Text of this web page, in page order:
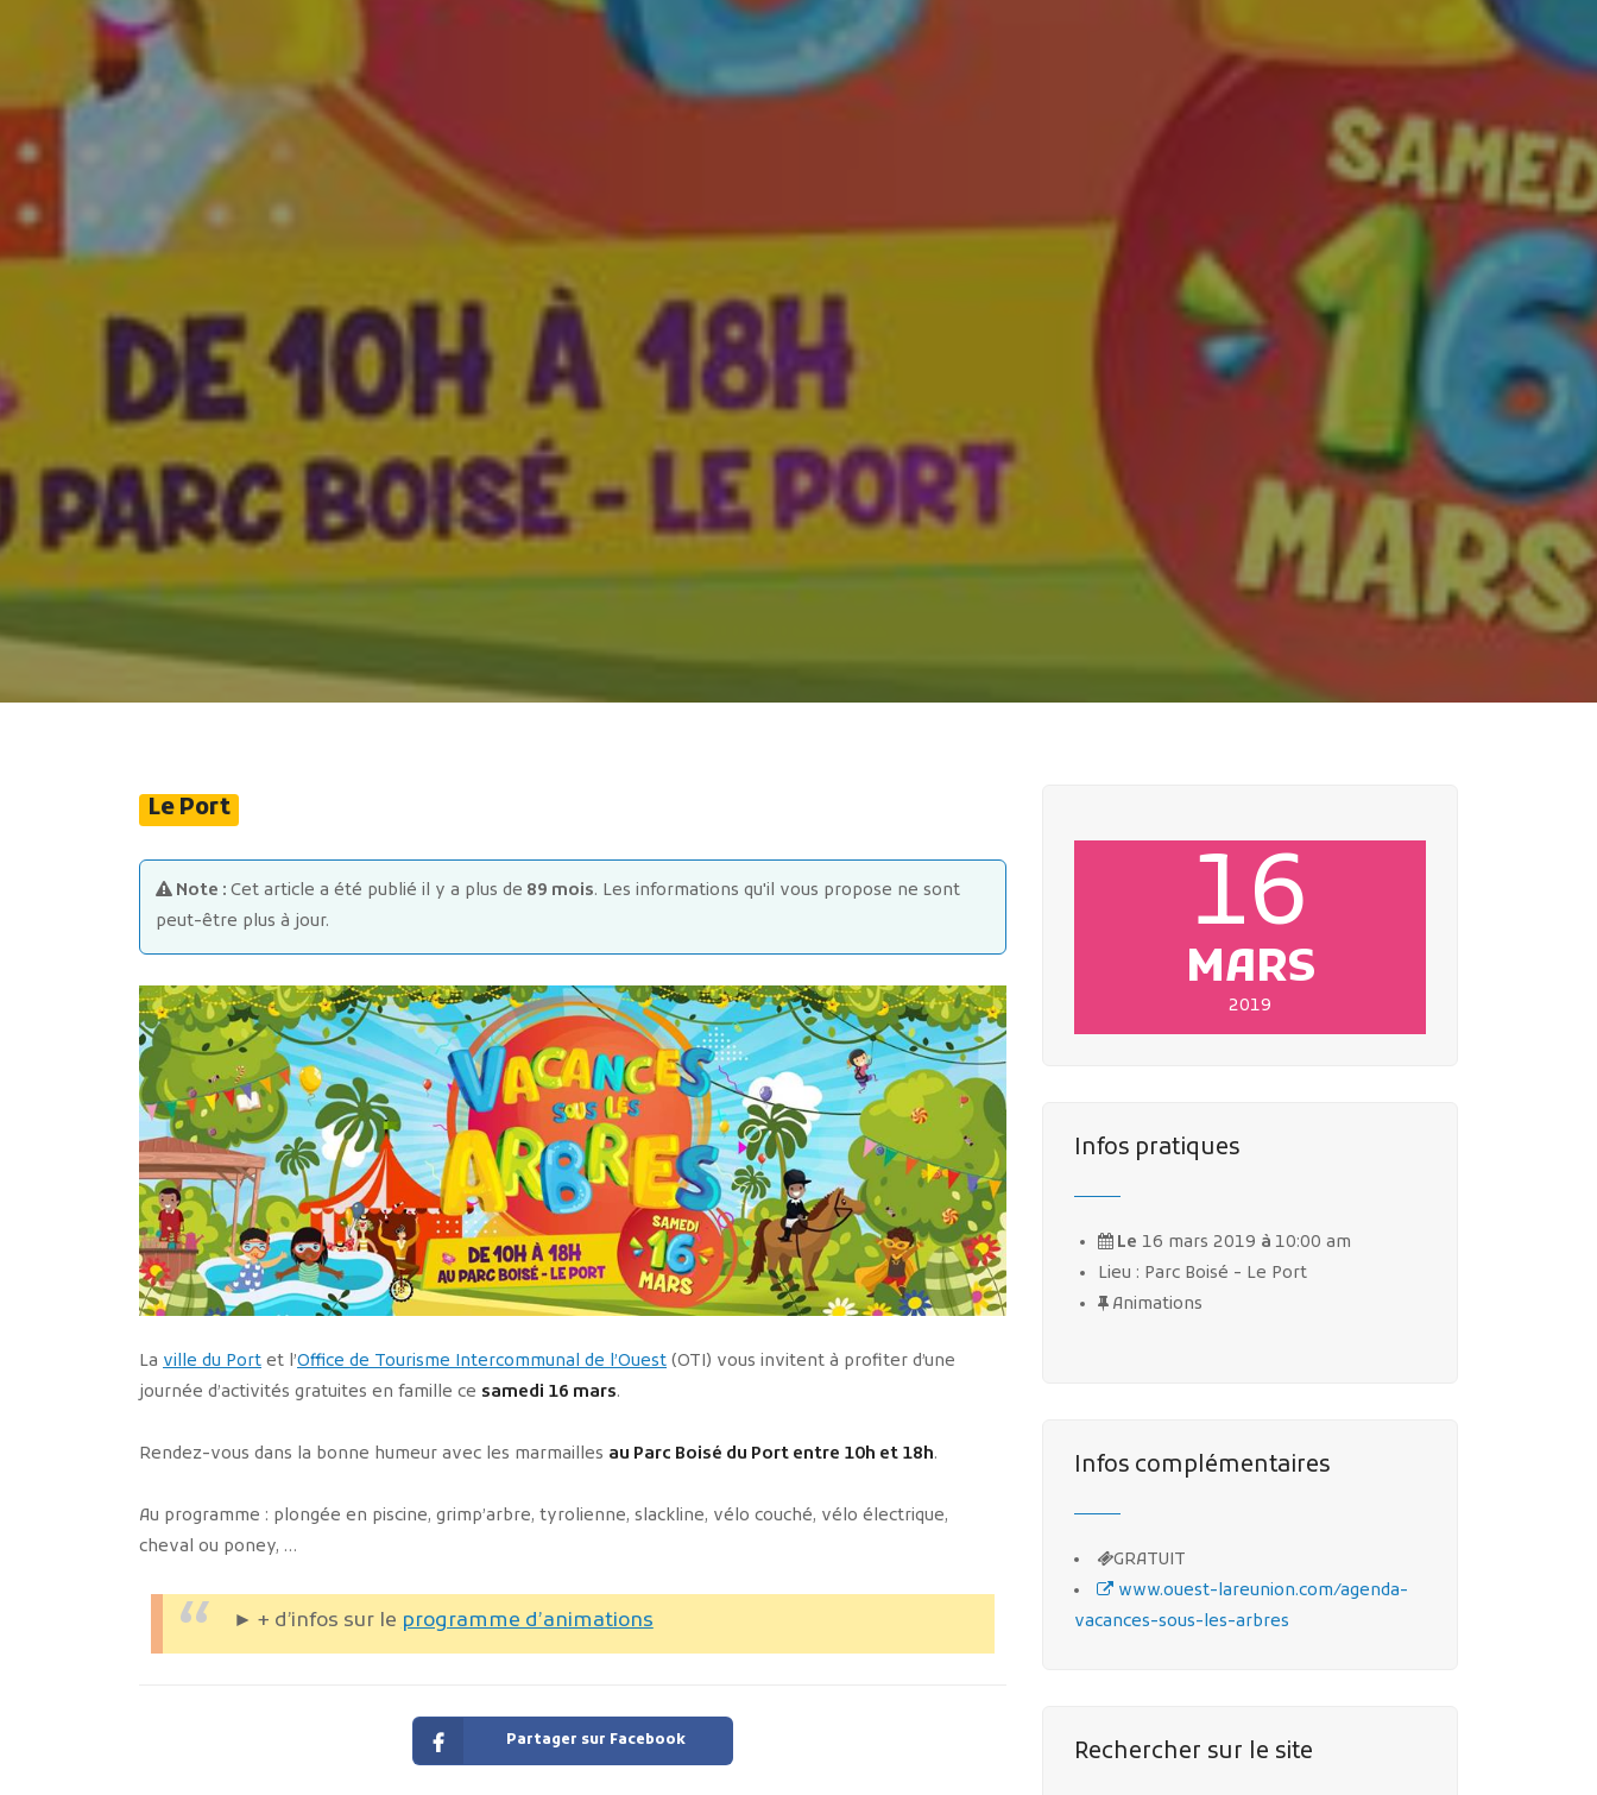
Le Port
Note : Cet article a été publié il y a plus de 89 mois. Les informations qu'il vous propose ne sont
peut-être plus à jour.
La ville du Port et l’Office de Tourisme Intercommunal de l’Ouest (OTI) vous invitent à profiter d’une
journée d’activités gratuites en famille ce samedi 16 mars.
Rendez-vous dans la bonne humeur avec les marmailles au Parc Boisé du Port entre 10h et 18h.
Au programme : plongée en piscine, grimp’arbre, tyrolienne, slackline, vélo couché, vélo électrique,
cheval ou poney, …
► + d’infos sur leprogramme d’animations
Partager sur Facebook
16
MARS
2019
Infos pratiques
Le 16 mars 2019 à 10:00 am
Lieu : Parc Boisé - Le Port
Animations
Infos complémentaires
GRATUIT
www.ouest-lareunion.com/agenda-
vacances-sous-les-arbres
Rechercher sur le site